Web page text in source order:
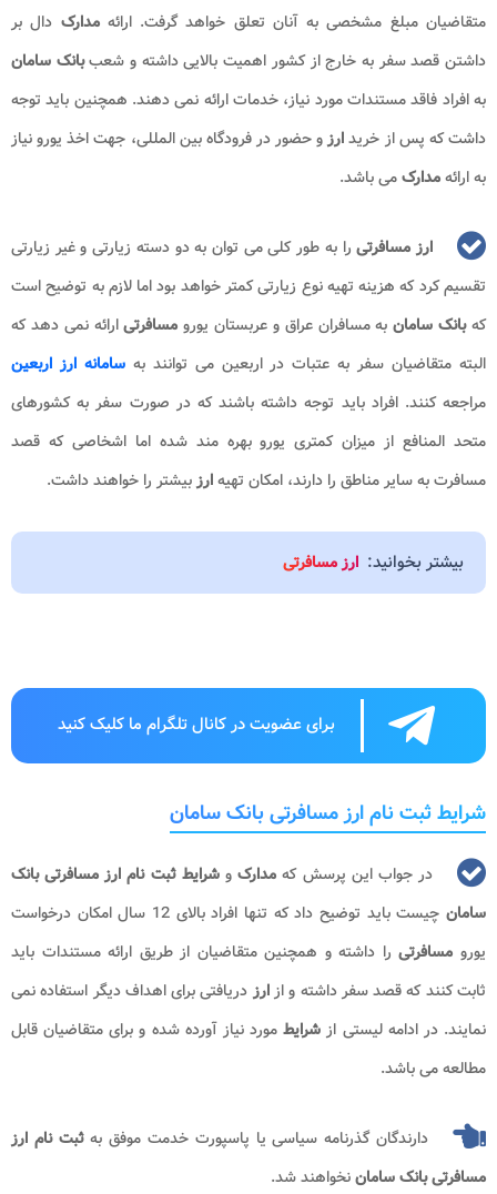
متقاضیان مبلغ مشخصی به آنان تعلق خواهد گرفت. ارائهمدارک دال بر
داشتن قصد سفر به خارج از کشور اهمیت بالایی داشته و شعببانک سامان
به افراد فاقد مستندات مورد نیاز، خدمات ارائه نمی دهند. همچنین باید توجه
داشت که پس از خریدارزو حضور در فرودگاه بین المللی، جهت اخذ یورو نیاز
به ارائهمدارکمی باشد.
ارز مسافرتیرا به طور کلی می توان به دو دسته زیارتی و غیر زیارتی
تقسیم کرد که هزینه تهیه نوع زیارتی کمتر خواهد بود اما لازم به توضیح است
کهبانک سامانبه مسافران عراق و عربستان یورو مسافرتیارائه نمی دهد که
البته متقاضیان سفر به عتبات در اربعین می توانند بهسامانه ارز اربعین
مراجعه کنند. افراد باید توجه داشته باشند که در صورت سفر به کشورهای
متحد المنافع از میزان کمتری یورو بهره مند شده اما اشخاصی که قصد
مسافرت به سایر مناطق را دارند، امکان تهیهارزبیشتر را خواهند داشت.
بیشتر بخوانید: ارز مسافرتی
برای عضویت در کانال تلگرام ما کلیک کنید
شرایط ثبت نام ارز مسافرتی بانک سامان
در جواب این پرسش که مدارک وشرایط ثبت نام ارز مسافرتی بانک
سامان
چیست باید توضیح داد که تنها افراد بالای 12 سال امکان درخواست
یورو مسافرتی را داشته و همچنین متقاضیان از طریق ارائه مستندات باید
ثابت کنند که قصد سفر داشته و ازارزدریافتی برای اهداف دیگر استفاده نمی
نمایند. در ادامه لیستی از شرایط مورد نیاز آورده شده و برای متقاضیان قابل
مطالعه می باشد.
دارندگان گذرنامه سیاسی یا پاسپورت خدمت موفق بهثبت نام ارز
مسافرتی بانک ساماننخواهند شد.